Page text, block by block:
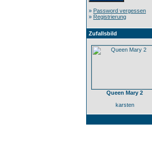
» Password vergessen
» Registrierung
Zufallsbild
Queen Mary 2
karsten